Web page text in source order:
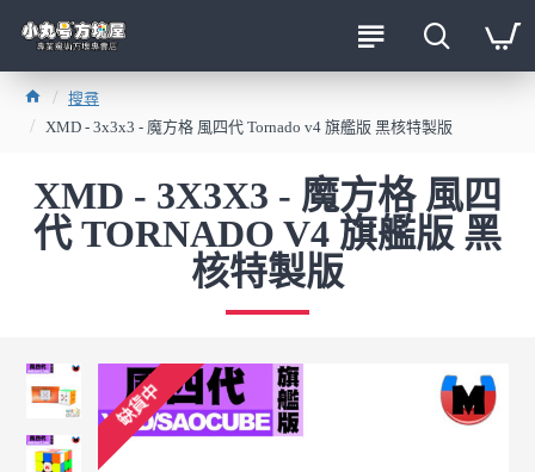
搜尋
XMD - 3x3x3 - 魔方格 風四代 Tornado v4 旗艦版 黑核特製版
XMD - 3X3X3 - 魔方格 風四
代 TORNADO V4 旗艦版 黑
核特製版
缺貨中